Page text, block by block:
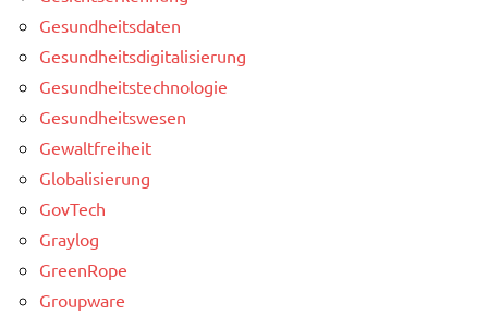
Gesundheitsdaten
Gesundheitsdigitalisierung
Gesundheitstechnologie
Gesundheitswesen
Gewaltfreiheit
Globalisierung
GovTech
Graylog
GreenRope
Groupware